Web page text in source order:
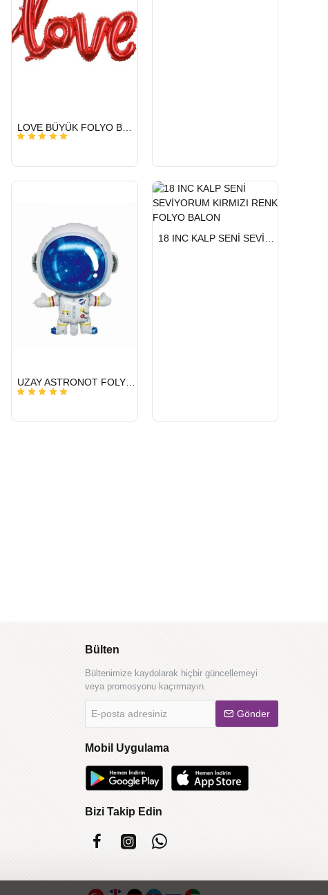
GÖNDERİ
HIZLI
GÖNDERİ
UZAY ASTRONOT FOLYO BALON 22 İNÇ
GÖNDERİ
Bülten
Bültenimize kaydolarak hiçbir güncellemeyi
veya promosyonu kaçırmayın.
posta
Gönder
Mobil Uygulama
Bizi Takip Edin